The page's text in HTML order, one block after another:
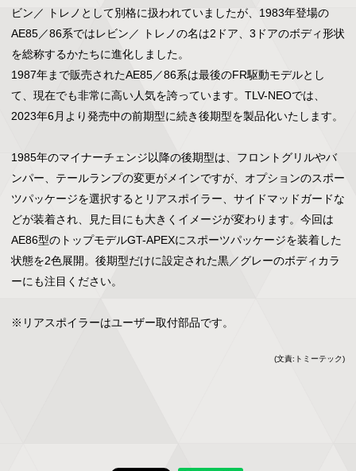
ビン／ トレノとして別格に扱われていましたが、1983年登場の
AE85／86系ではレビン／ トレノの名は2ドア、3ドアのボディ形状
を総称するかたちに進化しました。
1987年まで販売されたAE85／86系は最後のFR駆動モデルとし
て、現在でも非常に高い人気を誇っています。TLV-NEOでは、
2023年6月より発売中の前期型に続き後期型を製品化いたします。
1985年のマイナーチェンジ以降の後期型は、フロントグリルやバ
ンパー、テールランプの変更がメインですが、オプションのスポー
ツパッケージを選択するとリアスポイラー、サイドマッドガードな
どが装着され、見た目にも大きくイメージが変わります。今回は
AE86型のトップモデルGT-APEXにスポーツパッケージを装着した
状態を2色展開。後期型だけに設定された黒／グレーのボディカラ
ーにも注目ください。
※リアスポイラーはユーザー取付部品です。
(文責:トミーテック)